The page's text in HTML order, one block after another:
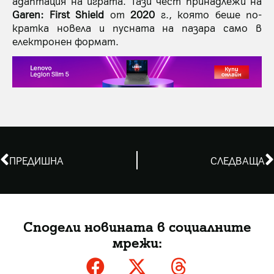
Garen: First Shield от 2020 г., която беше по-
кратка новела и пусната на пазара само в
електронен формат.
ПРЕДИШНА СЛЕДВАЩА
Сподели новината в социалните
мрежи: